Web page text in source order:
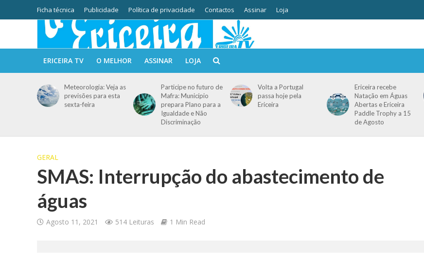
Ficha técnica Publicidade Política de privacidade Contactos Assinar Loja
ERICEIRA TV O MELHOR ASSINAR LOJA
Meteorologia: Veja as
previsões para esta
sexta-feira
Participe no futuro de
Mafra: Município
prepara Plano para a
Igualdade e Não
Discriminação
Volta a Portugal
passa hoje pela
Ericeira
Ericeira recebe
Natação em Águas
Abertas e Ericeira
Paddle Trophy a 15
de Agosto
GERAL
SMAS: Interrupção do abastecimento de
águas
Agosto 11, 2021 514 Leituras 1 Min Read